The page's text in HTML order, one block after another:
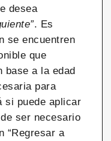
desea
. Es
se encuentren
que
base a la edad
para
si puede aplicar
ser necesario
“Regresar a